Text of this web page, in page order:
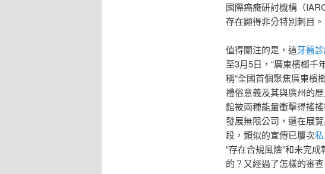
國際癌癥研討機構（
存在顯得非分特別刺目。
值得關注的是，這牙醫
至3月5日，“廣東檳榔千
稱“全國首個聚焦廣東檳
禮俗意義及其與廣州的
館被兩種能量衝擊得搖
發展無限公司，還在展
段，類似的宣傳已屢次
“存在合規風險”和未完
的？又經過了怎樣的審查